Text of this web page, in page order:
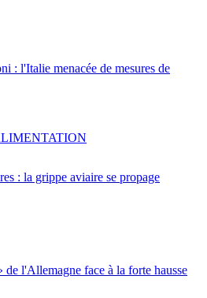
: l'Italie menacée de mesures de
: la grippe aviaire se propage
de l'Allemagne face à la forte hausse